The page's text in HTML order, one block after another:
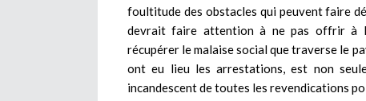
foultitude des obstacles qui peuvent faire
devrait faire attention à ne pas offrir à
récupérer le malaise social que traverse le
ont eu lieu les arrestations, est non
incandescent de toutes les revendications